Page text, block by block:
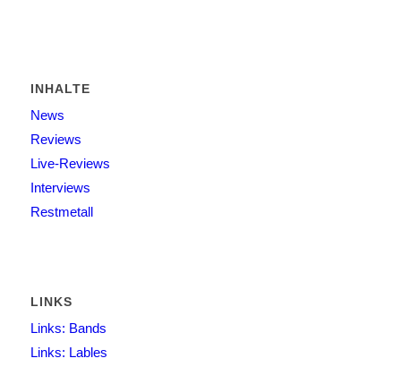
INHALTE
News
Reviews
Live-Reviews
Interviews
Restmetall
LINKS
Links: Bands
Links: Lables